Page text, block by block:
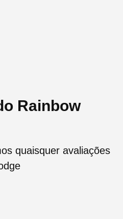
Rainbow
quaisquer avaliações